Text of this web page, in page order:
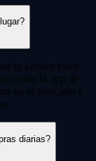
tu cartera estés
como la app de
va el mercado y
diarias?